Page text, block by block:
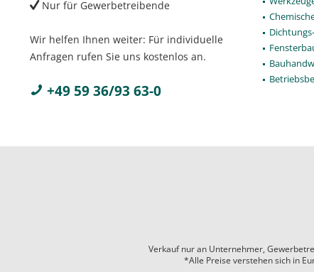
Nur für Gewerbetreibende
Wir helfen Ihnen weiter: Für individuelle
Anfragen rufen Sie uns kostenlos an.
+49 59 36/93 63-0
Verkauf nur an Unternehmer,
*Alle Preise verstehen sich in